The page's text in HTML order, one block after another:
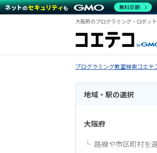
大阪府のプログラミング・ロボッ
プログラミング教室検索コエテ
地域・駅の選択
大阪府
路線や市区町村を
無料診断